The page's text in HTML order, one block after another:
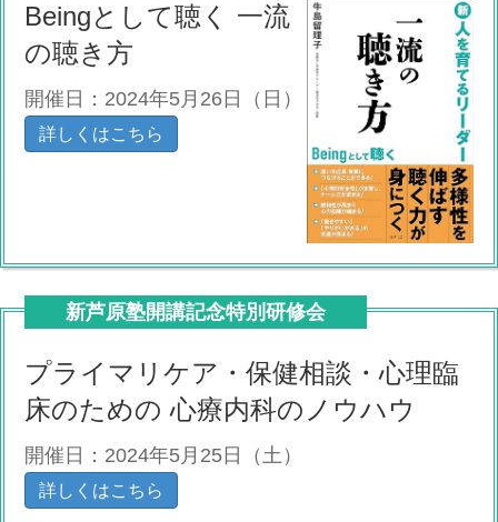
Beingとして聴く 一流
の聴き方
開催日：2024年5月26日（日）
詳しくはこちら
新芦原塾開講記念特別研修会
プライマリケア・保健相談・心理臨
床のための 心療内科のノウハウ
開催日：2024年5月25日（土）
詳しくはこちら